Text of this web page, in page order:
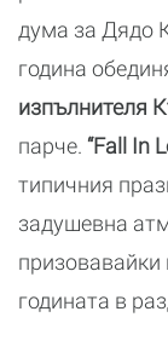
дума за Дядо
година
изпълнителя
парче. “Fall In
типичния
задушевна
призовавайки
годината в